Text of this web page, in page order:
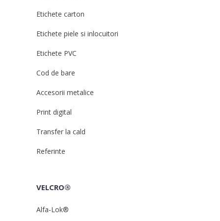
Etichete carton
Etichete piele si inlocuitori
Etichete PVC
Cod de bare
Accesorii metalice
Print digital
Transfer la cald
Referinte
VELCRO®
Alfa-Lok®